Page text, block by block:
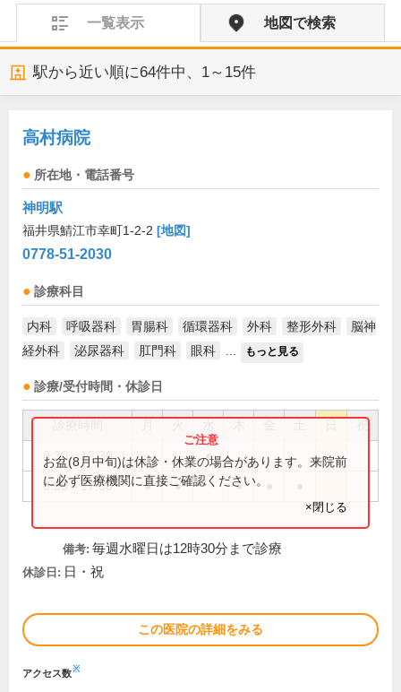
一覧表示 地図で検索
駅から近い順に64件中、 1～15件
高村病院
所在地・電話番号
神明駅
福井県鯖江市幸町1-2-2 [地図]
0778-51-2030
診療科目
内科 呼吸器科 胃腸科 循環器科 外科 整形外科
脳神
経外科
泌尿器科 肛門科 眼科 もっと見る
診療/受付時間・休診日
祝
8:30～12:30 ●
8:30～17:30 ● ● ●
お盆(8月中旬)は休診・休業の場合があります。来院前
に必ず医療機関に直接ご確認ください。
×閉じる
備考: 毎週水曜日は12時30分まで診療
休診日: 日・祝
この医院の詳細をみる
アクセス数※